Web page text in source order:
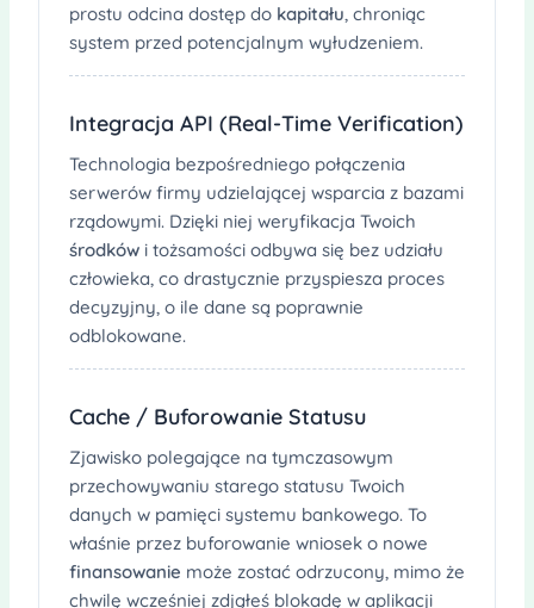
prostu odcina dostęp do kapitału, chroniąc
system przed potencjalnym wyłudzeniem.
Integracja API (Real-Time Verification)
Technologia bezpośredniego połączenia
serwerów firmy udzielającej wsparcia z bazami
rządowymi. Dzięki niej weryfikacja Twoich
środkówi tożsamości odbywa się bez udziału
człowieka, co drastycznie przyspiesza proces
decyzyjny, o ile dane są poprawnie
odblokowane.
Cache / Buforowanie Statusu
Zjawisko polegające na tymczasowym
przechowywaniu starego statusu Twoich
danych w pamięci systemu bankowego. To
właśnie przez buforowanie wniosek o nowe
finansowanie może zostać odrzucony, mimo że
chwilę wcześniej zdjąłeś blokadę w aplikacji